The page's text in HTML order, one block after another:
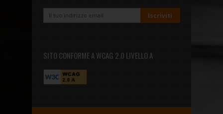
SITO CONFORME A WCAG 2.0 LIVELLO A